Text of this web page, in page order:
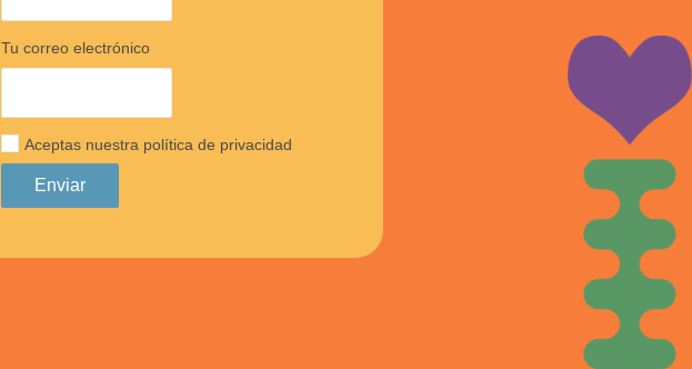
Tu correo electrónico
Aceptas nuestra política de privacidad